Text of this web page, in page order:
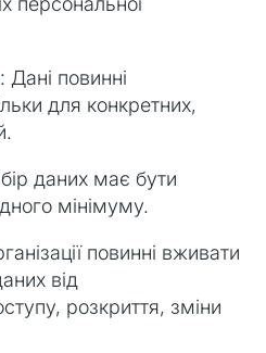
повинні
для конкретних,
даних має бути
мінімуму.
повинні вживати
від
розкриття, зміни